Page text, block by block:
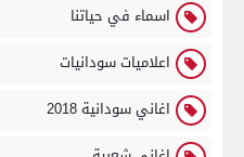
اسماء في حياتنا
اعلاميات سودانيات
اغاني سودانية 2018